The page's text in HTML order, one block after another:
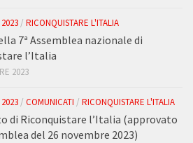
/ RICONQUISTARE L'ITALIA
7ª Assemblea nazionale di
l’Italia
2023
/ COMUNICATI / RICONQUISTARE L'ITALIA
di Riconquistare l’Italia (approvato
del 26 novembre 2023)